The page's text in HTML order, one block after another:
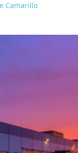
Camarillo